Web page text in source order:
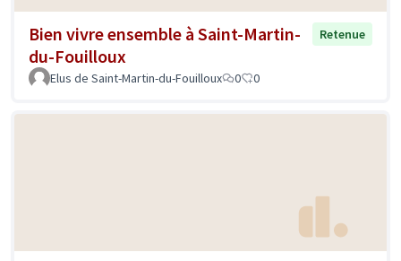
Bien vivre ensemble à Saint-Martin-
du-Fouilloux
Retenue
Elus de Saint-Martin-du-Fouilloux 0 0